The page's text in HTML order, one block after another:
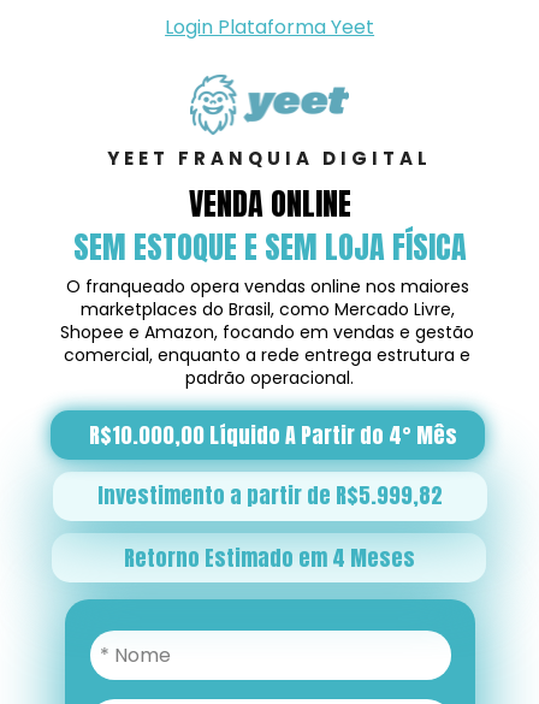
Login Plataforma Yeet
YEET FRANQUIA DIGITAL
VENDA ONLINE
SEM ESTOQUE E SEM LOJA FÍSICA
O franqueado opera vendas online nos maiores
marketplaces do Brasil, como Mercado Livre,
Shopee e Amazon, focando em vendas e gestão
comercial, enquanto a rede entrega estrutura e
padrão operacional.
R$10.000,00 Líquido A Partir do 4° Mês
Retorno Estimado em 4 Meses
Investimento a partir de R$5.999,82